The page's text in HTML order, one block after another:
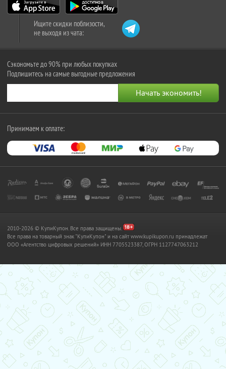
Ищите скидки поблизости,
не выходя из чата:
Сэкономьте до 90% при любых покупках
Подпишитесь на самые выгодные предложения
Принимаем к оплате:
2010-2026 © КупиКупон. Все права защищены.
Все права на товарный знак "КупиКупон" и на сайт www.kupikupon.ru принадлежат
OOO «Агентство цифровых решений» ИНН 7705523387, ОГРН 1127747063212